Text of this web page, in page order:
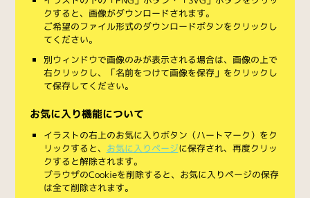
クすると、画像がダウンロードされます。
ご希望のファイル形式のダウンロードボタンをクリックし
てください。
別ウィンドウで画像のみが表示される場合は、画像の上で
右クリックし、「名前をつけて画像を保存」をクリックし
て保存してください。
お気に入り機能について
イラストの右上のお気に入りボタン（ハートマーク）をク
リックすると、 お気に入りページに保存され、再度クリッ
クすると解除されます。
ブラウザのCookieを削除すると、お気に入りページの保存
は全て削除されます。